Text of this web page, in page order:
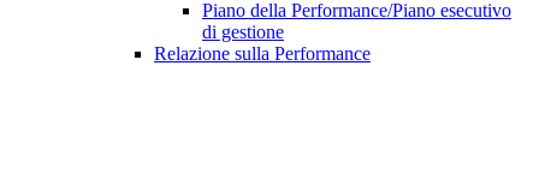
Piano della Performance/Piano esecutivo
di gestione
Relazione sulla Performance